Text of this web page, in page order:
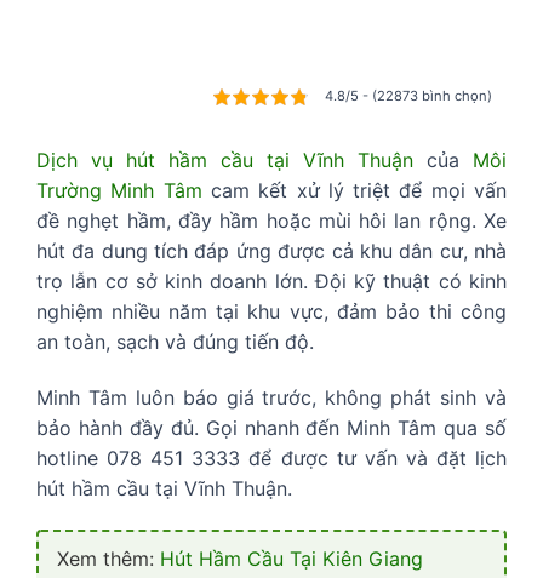
4.8/5 - (22873 bình chọn)
Dịch vụ hút hầm cầu tại Vĩnh Thuận của Môi
Trường Minh Tâm cam kết xử lý triệt để mọi vấn
đề nghẹt hầm, đầy hầm hoặc mùi hôi lan rộng. Xe
hút đa dung tích đáp ứng được cả khu dân cư, nhà
trọ lẫn cơ sở kinh doanh lớn. Đội kỹ thuật có kinh
nghiệm nhiều năm tại khu vực, đảm bảo thi công
an toàn, sạch và đúng tiến độ.
Minh Tâm luôn báo giá trước, không phát sinh và
bảo hành đầy đủ. Gọi nhanh đến Minh Tâm qua số
hotline 078 451 3333 để được tư vấn và đặt lịch
hút hầm cầu tại Vĩnh Thuận.
Xem thêm: Hút Hầm Cầu Tại Kiên Giang